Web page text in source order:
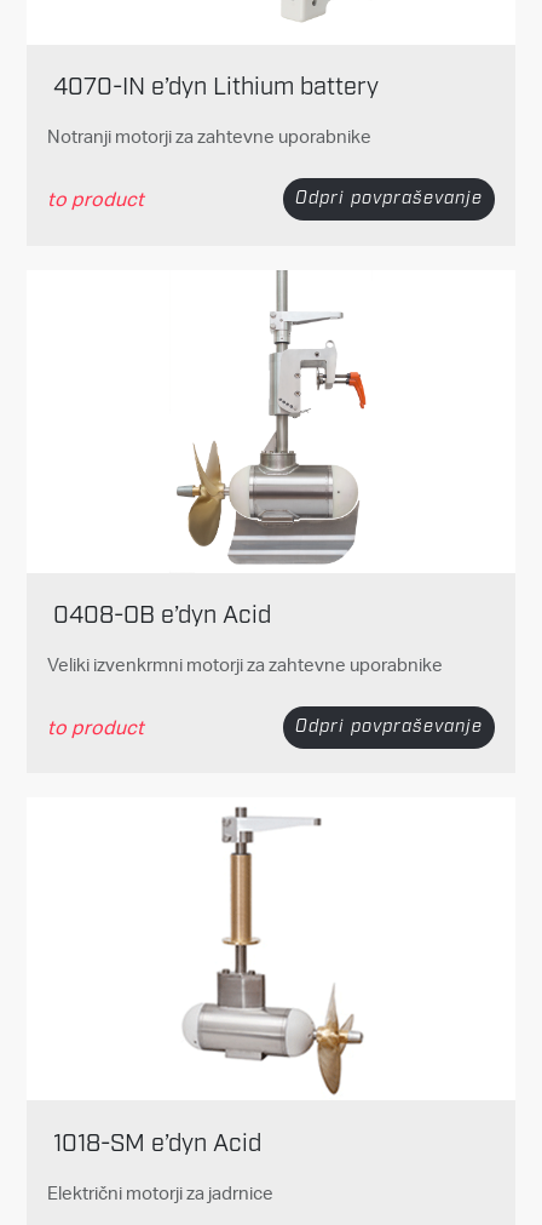
4070-IN e’dyn Lithium battery
Notranji motorji za zahtevne uporabnike
to product Odpri povpraševanje
0408-OB e’dyn Acid
Veliki izvenkrmni motorji za zahtevne uporabnike
to product Odpri povpraševanje
1018-SM e’dyn Acid
Električni motorji za jadrnice